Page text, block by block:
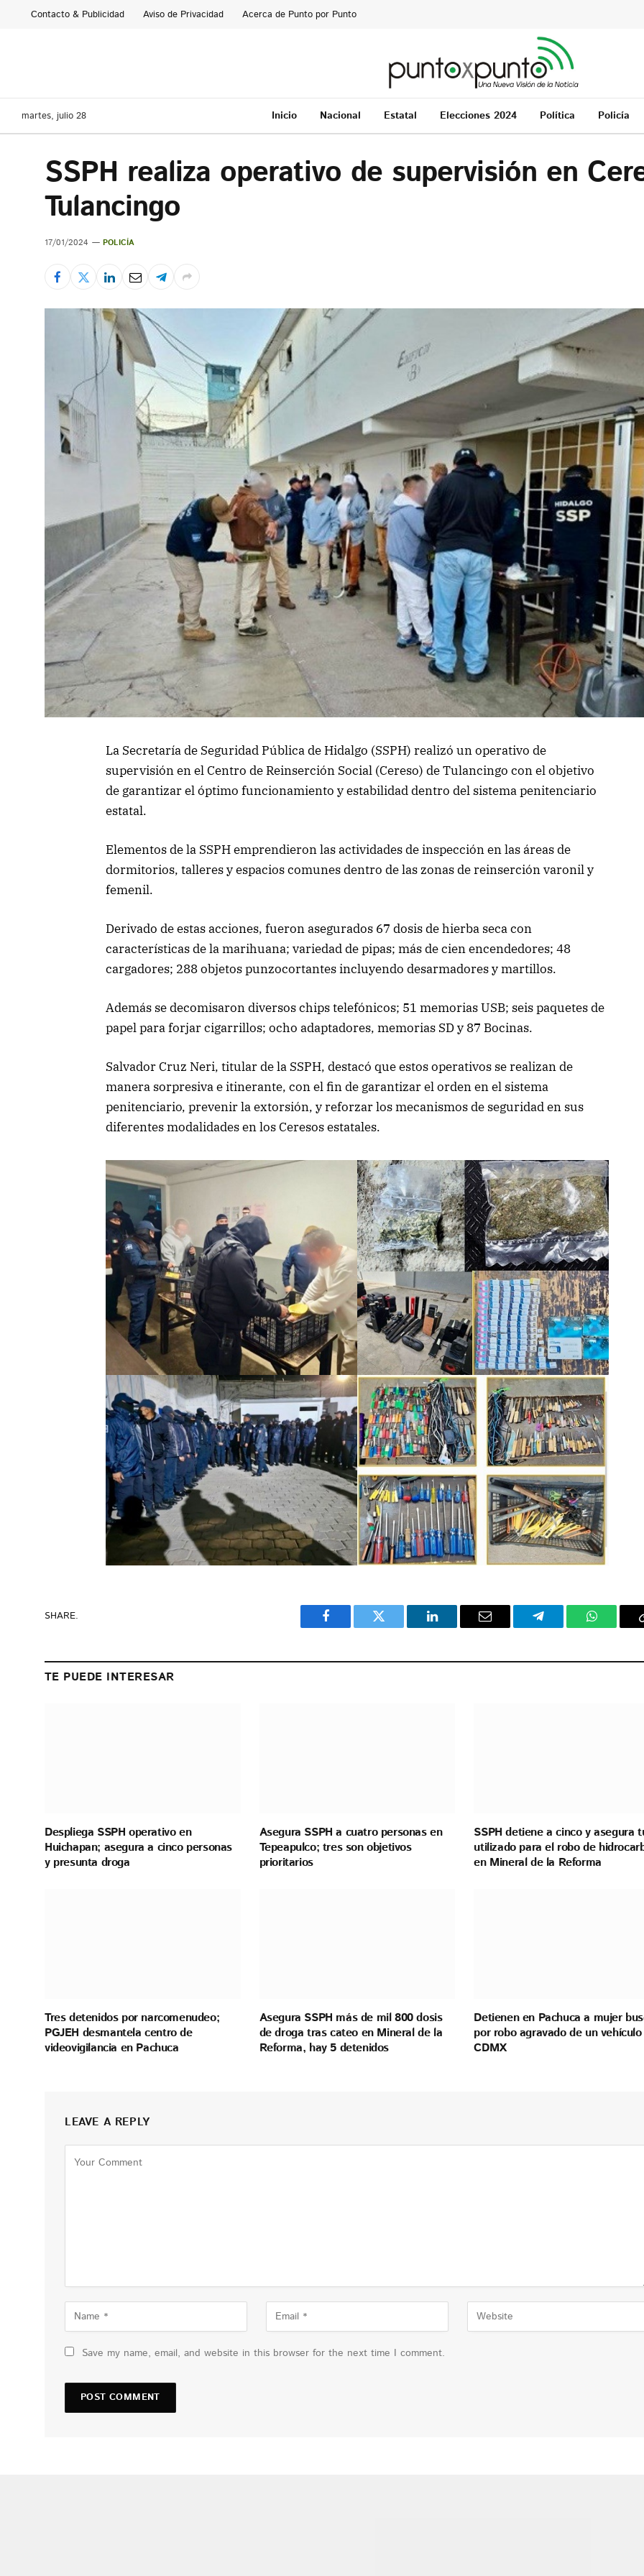
Contacto & Publicidad Aviso de Privacidad Acerca de Punto por Punto
martes, julio 28 Inicio Nacional Estatal Elecciones 2024 Política Policía
SSPH realiza operativo de supervisión en
Tulancingo
17/01/2024 POLICÍA
La Secretaría de Seguridad Pública de Hidalgo (SSPH) realizó un operativo de
supervisión en el Centro de Reinserción Social (Cereso) de Tulancingo con el objetivo
de garantizar el óptimo funcionamiento y estabilidad dentro del sistema penitenciario
estatal.
Elementos de la SSPH emprendieron las actividades de inspección en las áreas de
dormitorios, talleres y espacios comunes dentro de las zonas de reinserción varonil y
femenil.
Derivado de estas acciones, fueron asegurados 67 dosis de hierba seca con
características de la marihuana; variedad de pipas; más de cien encendedores; 48
cargadores; 288 objetos punzocortantes incluyendo desarmadores y martillos.
Además se decomisaron diversos chips telefónicos; 51 memorias USB; seis paquetes de
papel para forjar cigarrillos; ocho adaptadores, memorias SD y 87 Bocinas.
Salvador Cruz Neri, titular de la SSPH, destacó que estos operativos se realizan de
manera sorpresiva e itinerante, con el fin de garantizar el orden en el sistema
penitenciario, prevenir la extorsión, y reforzar los mecanismos de seguridad en sus
diferentes modalidades en los Ceresos estatales.
SHARE.
Facebook Twitter LinkedIn Email Telegram
TE PUEDE INTERESAR
Despliega SSPH operativo en
Huichapan; asegura a cinco personas
y presunta droga
Asegura SSPH a cuatro personas en
Tepeapulco; tres son objetivos
prioritarios
SSPH detiene a cinco y asegura
utilizado para el robo de
en Mineral de la Reforma
Tres detenidos por narcomenudeo;
PGJEH desmantela centro de
videovigilancia en Pachuca
Asegura SSPH más de mil 800 dosis
de droga tras cateo en Mineral de la
Reforma, hay 5 detenidos
Detienen en Pachuca a mujer
por robo agravado de un
CDMX
LEAVE A REPLY
Save my name, email, and website in this browser for the next time I comment.